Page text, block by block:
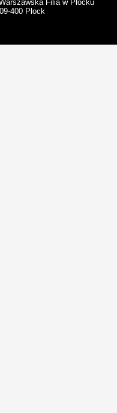
Filia w Płocku
400 Płock